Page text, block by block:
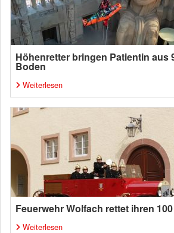
Höhenretter bringen Patientin aus
Boden
Weiterlesen
Feuerwehr Wolfach rettet ihren
Weiterlesen